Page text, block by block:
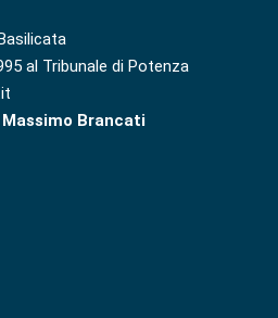
al Tribunale di Potenza
Massimo Brancati